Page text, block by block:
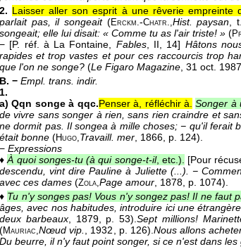
2. Laisser aller son esprit à une rêverie empreinte
parlait pas, il songeait(Erckm.-Chatr.,Hist. paysan ,
songeait; elle lui disait: « Comme tu as l'air triste! » (
− [P. réf. à La Fontaine, Fables, II, 14] Hâtons
rapides et trop vastes et pour ces raccourcis trop
que l'on ne songe? (Le Figaro Magazine , 31 oct. 1987
B. − Empl. trans. indir.
1.
a) Qqn songe à qqc.Penser à, réfléchir à. Songer à
de vivre sans songer à rien, sans rien craindre et
ne dormit pas. Il songea à mille choses; − qu'il ferait
était bonne (Hugo,Travaill. mer , 1866 , p. 124).
− Expressions
♦À quoi songes-tu (à qui songe-t-il, etc.). [Pour
descendu, vint dire Pauline à Juliette (...). −
avec ces dames (Zola,Page amour , 1878 , p. 1074).
♦ Tu n'y songes pas! Vous n'y songez pas! Il ne faut
âges, avec nos habitudes, introduire ici une
deux barbeaux, 1879, p. 53).Sept millions!
(Mauriac,Nœud vip. , 1932 , p. 126). Nous allons
Du beurre, il n'y faut point songer, si ce n'est dans